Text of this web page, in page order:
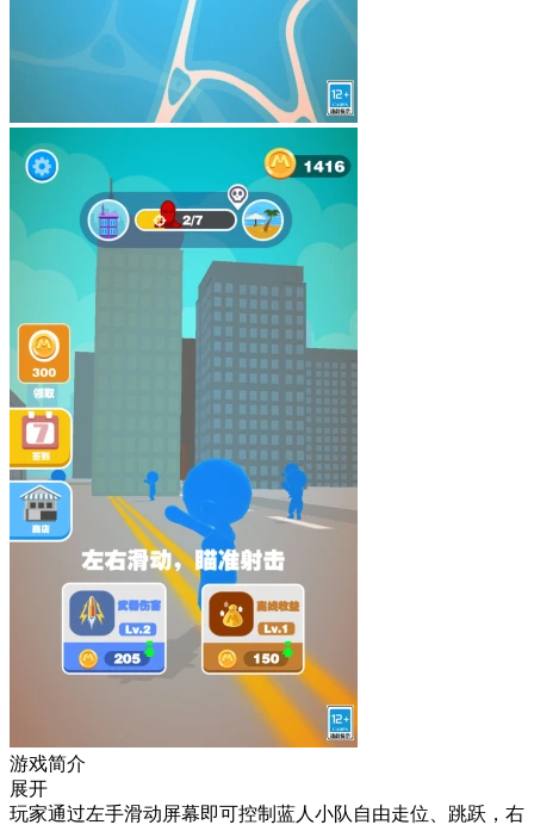
游戏简介
展开
玩家通过左手滑动屏幕即可控制蓝人小队自由走位、跳跃，右